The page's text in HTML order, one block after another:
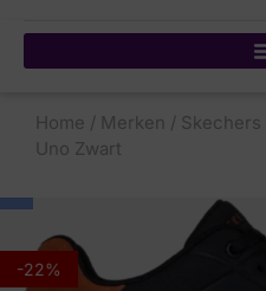
Home / Merken / Skechers
Uno Zwart
-22%